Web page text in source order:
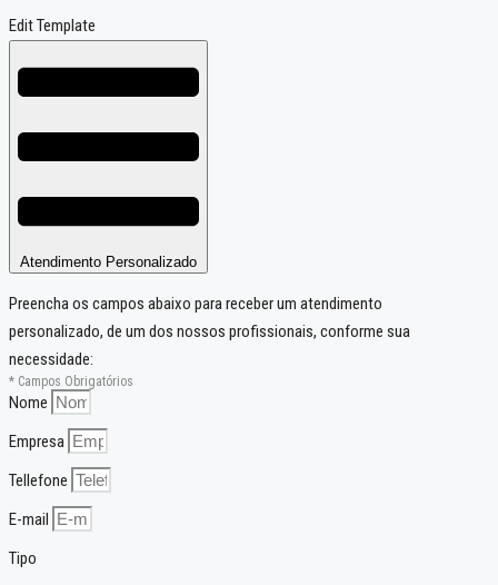
Edit Template
Atendimento Personalizado
Preencha os campos abaixo para receber um atendimento
personalizado, de um dos nossos profissionais, conforme sua
necessidade:
* Campos Obrigatórios
Nome
Empresa
Tellefone
E-mail
Tipo